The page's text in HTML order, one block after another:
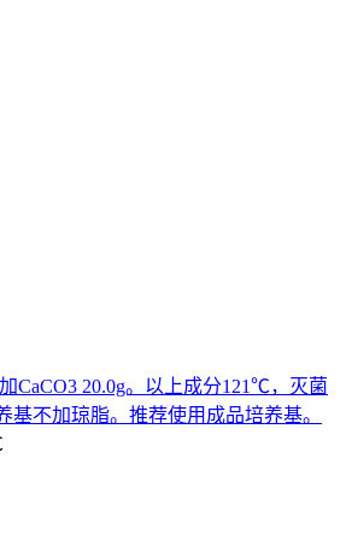
CaCO3 20.0g。以上成分121℃，灭菌
基不加琼脂。推荐使用成品培养基。